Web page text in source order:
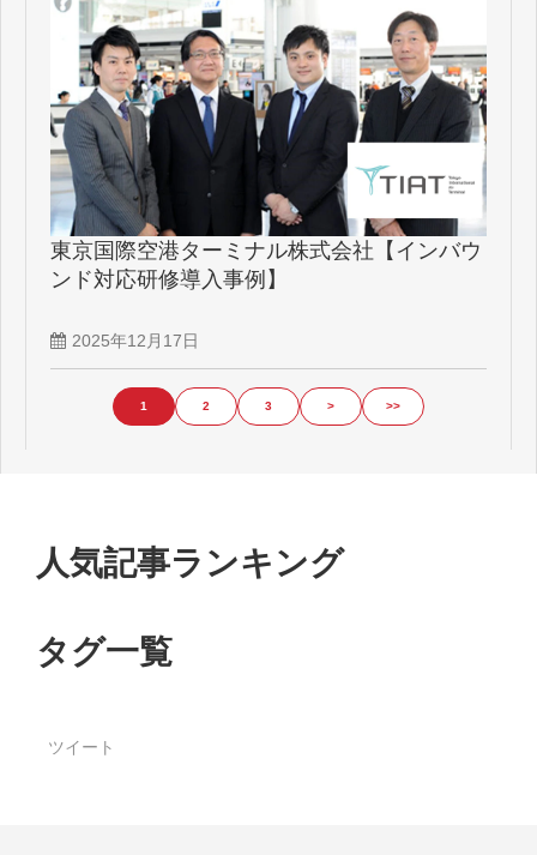
東京国際空港ターミナル株式会社【インバウ
ンド対応研修導入事例】
2025年12月17日
1 2 3 > >>
人気記事ランキング
タグ一覧
ツイート